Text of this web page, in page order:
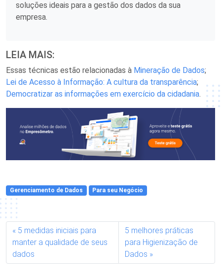
soluções ideais para a gestão dos dados da sua
empresa.
LEIA MAIS:
Essas técnicas estão relacionadas à Mineração de Dados;
Lei de Acesso à Informação: A cultura da transparência;
Democratizar as informações em exercício da cidadania.
Gerenciamento de Dados Para seu Negócio
5 medidas iniciais para
manter a qualidade de seus
dados
5 melhores práticas
para Higienização de
Dados